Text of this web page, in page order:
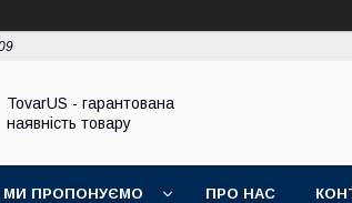
TovarUS - гарантована
наявність товару
МИ ПРОПОНУЄМО ПРО НАС